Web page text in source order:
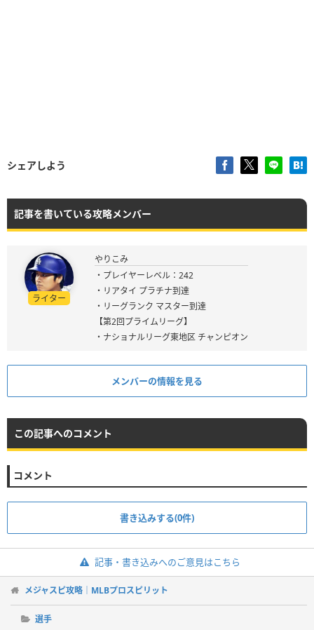
シェアしよう
記事を書いている攻略メンバー
ライター
やりこみ
・プレイヤーレベル：242
・リアタイ プラチナ到達
・リーグランク マスター到達
【第2回プライムリーグ】
・ナショナルリーグ東地区 チャンピオン
メンバーの情報を見る
この記事へのコメント
コメント
書き込みする(0件)
記事・書き込みへのご意見はこちら
メジャスピ攻略｜MLBプロスピリット
選手